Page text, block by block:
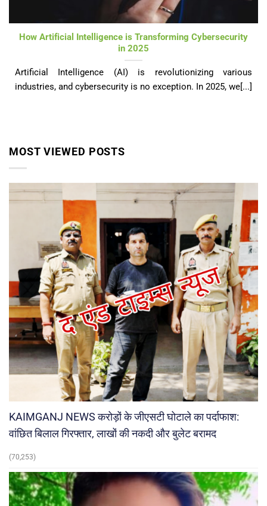
How Artificial Intelligence is Transforming Cybersecurity
in 2025
Artificial Intelligence (AI) is revolutionizing various
industries, and cybersecurity is no exception. In 2025, we[...]
MOST VIEWED POSTS
KAIMGANJ NEWS करोड़ों के जीएसटी घोटाले का पर्दाफाश:
वांछित बिलाल गिरफ्तार, लाखों की नकदी और बुलेट बरामद
(70,253)